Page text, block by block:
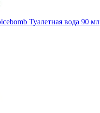
Туалетная вода 90 мл